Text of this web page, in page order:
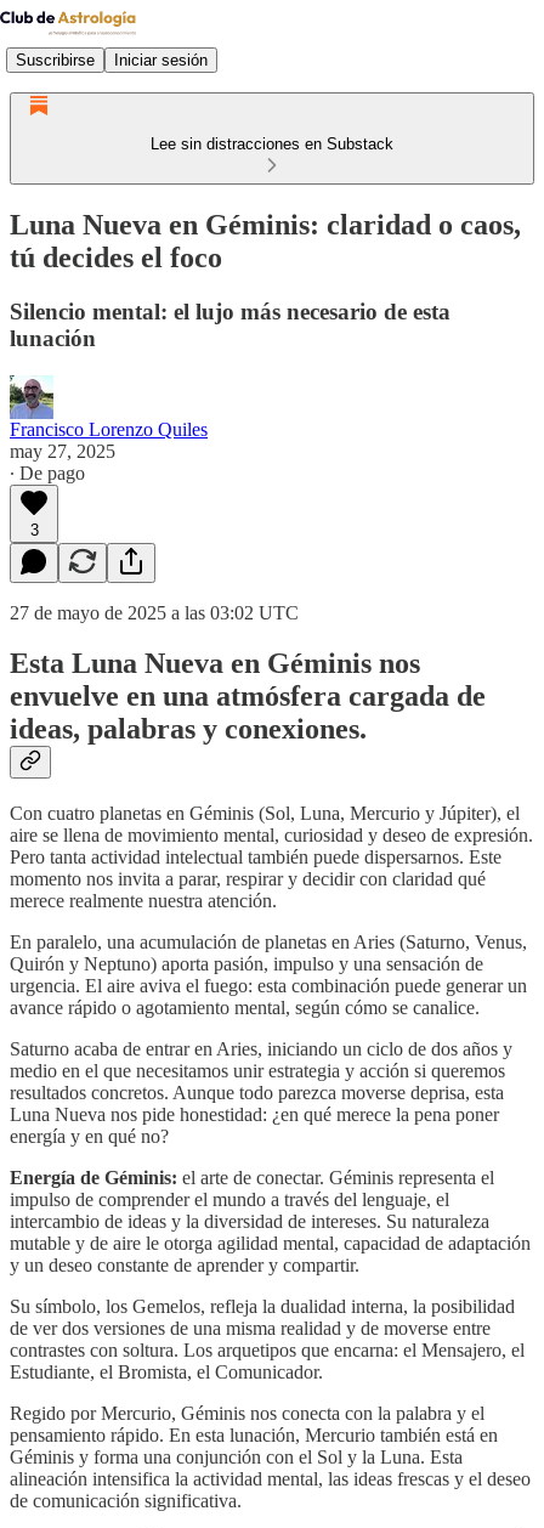
Suscribirse Iniciar sesión
Lee sin distracciones en Substack
Luna Nueva en Géminis: claridad o caos,
tú decides el foco
Silencio mental: el lujo más necesario de esta
lunación
Francisco Lorenzo Quiles
may 27, 2025
∙ De pago
3
27 de mayo de 2025 a las 03:02 UTC
Esta Luna Nueva en Géminis nos
envuelve en una atmósfera cargada de
ideas, palabras y conexiones.
Con cuatro planetas en Géminis (Sol, Luna, Mercurio y Júpiter), el
aire se llena de movimiento mental, curiosidad y deseo de expresión.
Pero tanta actividad intelectual también puede dispersarnos. Este
momento nos invita a parar, respirar y decidir con claridad qué
merece realmente nuestra atención.
En paralelo, una acumulación de planetas en Aries (Saturno, Venus,
Quirón y Neptuno) aporta pasión, impulso y una sensación de
urgencia. El aire aviva el fuego: esta combinación puede generar un
avance rápido o agotamiento mental, según cómo se canalice.
Saturno acaba de entrar en Aries, iniciando un ciclo de dos años y
medio en el que necesitamos unir estrategia y acción si queremos
resultados concretos. Aunque todo parezca moverse deprisa, esta
Luna Nueva nos pide honestidad: ¿en qué merece la pena poner
energía y en qué no?
Energía de Géminis: el arte de conectar. Géminis representa el
impulso de comprender el mundo a través del lenguaje, el
intercambio de ideas y la diversidad de intereses. Su naturaleza
mutable y de aire le otorga agilidad mental, capacidad de adaptación
y un deseo constante de aprender y compartir.
Su símbolo, los Gemelos, refleja la dualidad interna, la posibilidad
de ver dos versiones de una misma realidad y de moverse entre
contrastes con soltura. Los arquetipos que encarna: el Mensajero, el
Estudiante, el Bromista, el Comunicador.
Regido por Mercurio, Géminis nos conecta con la palabra y el
pensamiento rápido. En esta lunación, Mercurio también está en
Géminis y forma una conjunción con el Sol y la Luna. Esta
alineación intensifica la actividad mental, las ideas frescas y el deseo
de comunicación significativa.